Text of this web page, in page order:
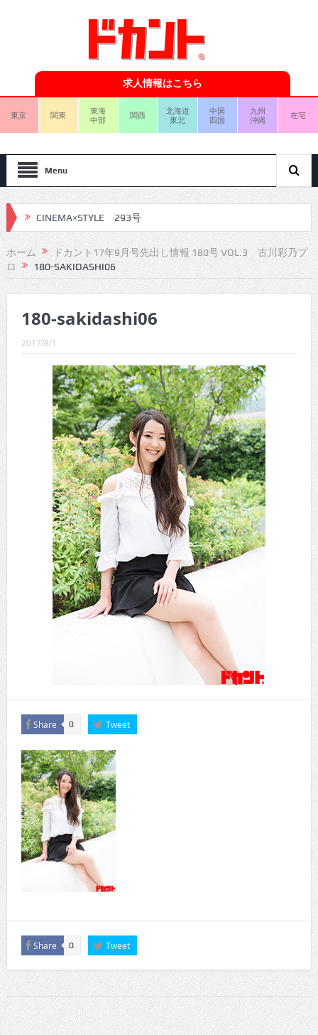
求人情報はこちら
東京 関東
東海
中部
関西
北海道
東北
中国
四国
九州
沖縄
在宅
Menu
CINEMA×STYLE 293号
CINEMA×STYLE 292号
CINEMA×STYLE 291号
CINEMA×STYLE 289号
CINEMA×STYLE 287号
CINEMA×STYLE 286号
CINEMA×STYLE 285号
CINEMA×STYLE 294号
ホーム
ドカント17年9月号先出し情報 180号 VOL.3 古川彩乃プ
ロ
180-SAKIDASHI06
180-sakidashi06
2017/8/1
Share 0 Tweet
Share 0 Tweet